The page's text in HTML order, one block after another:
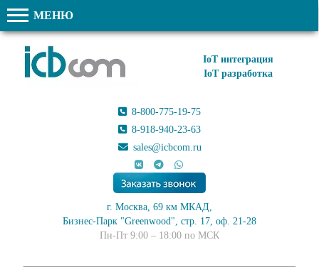
МЕНЮ
IoT интеграция
IoT разработка
8-800-775-19-75
8-918-940-23-63
sales@icbcom.ru
г. Москва, 69 км МКАД,
Бизнес-Парк "Greenwood", стр. 17, оф. 21-28
Пн-Пт 9:00 – 18:00 по МСК